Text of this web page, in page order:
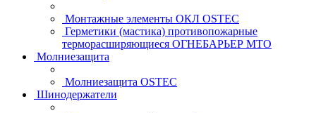
Монтажные элементы ОКЛ OSTEC
Герметики (мастика) противопожарные
терморасширяющиеся ОГНЕБАРЬЕР МТО
Молниезащита
Молниезащита OSTEC
Шинодержатели